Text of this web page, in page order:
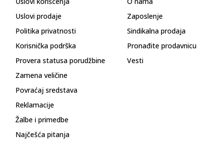
Uslovi prodaje
Politika privatnosti
Korisnička podrška
Provera statusa porudžbine
Zamena veličine
Povraćaj sredstava
Reklamacije
Žalbe i primedbe
Najčešća pitanja
Zaposlenje
Sindikalna prodaja
Pronađite prodavnicu
Vesti